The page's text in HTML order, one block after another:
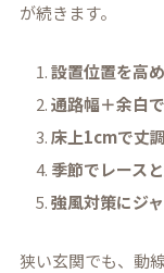
が続きます。
設置位置を高
通路幅＋余白
床上1cmで丈
季節でレース
強風対策にジ
狭い玄関でも、動